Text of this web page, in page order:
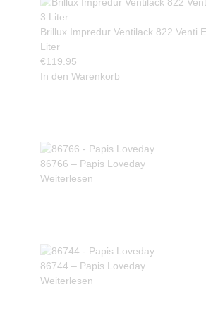
Brillux Impredur Ventilack 822 Venti
Liter
€119.95
In den Warenkorb
86766 – Papis Loveday
Weiterlesen
86744 – Papis Loveday
Weiterlesen